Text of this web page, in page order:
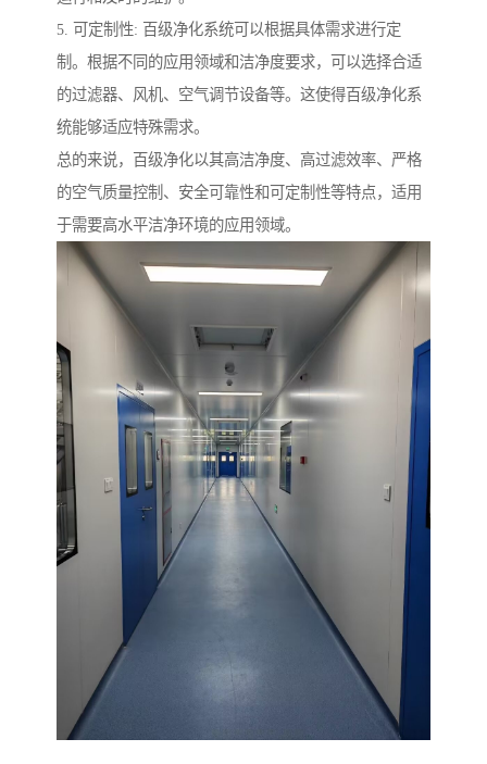
5. 可定制性: 百级净化系统可以根据具体需求进行定
制。根据不同的应用领域和洁净度要求，可以选择合适
的过滤器、风机、空气调节设备等。这使得百级净化系
统能够适应特殊需求。
总的来说，百级净化以其高洁净度、高过滤效率、严格
的空气质量控制、安全可靠性和可定制性等特点，适用
于需要高水平洁净环境的应用领域。